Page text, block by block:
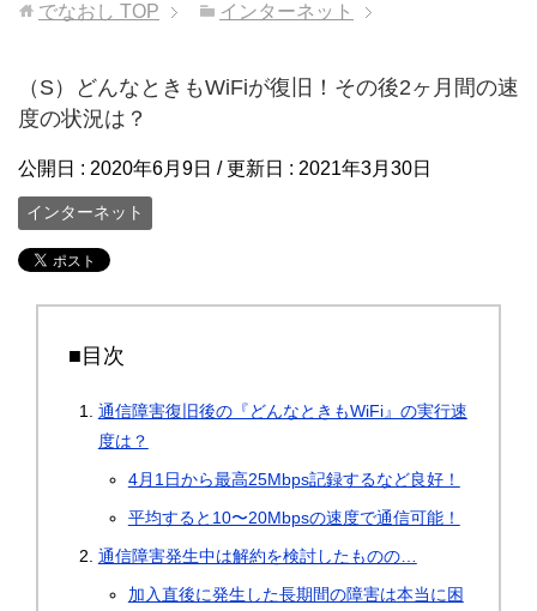
でなおし TOP インターネット
（S）どんなときもWiFiが復旧！その後2ヶ月間の速
度の状況は？
公開日 : 2020年6月9日 / 更新日 : 2021年3月30日
インターネット
■目次
通信障害復旧後の『どんなときもWiFi』の実行速
度は？
4月1日から最高25Mbps記録するなど良好！
平均すると10〜20Mbpsの速度で通信可能！
通信障害発生中は解約を検討したものの…
加入直後に発生した長期間の障害は本当に困